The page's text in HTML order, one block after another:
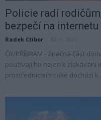
Policie radí
bezpečí na internetu
Radek Ctibor
ČR/PŘÍBRAM - Značná část
používají ho nejen k získávání
prostřednictvím také dochází